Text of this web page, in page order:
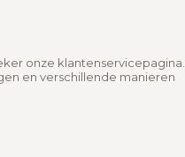
onze klantenservicepagina.
en verschillende manieren